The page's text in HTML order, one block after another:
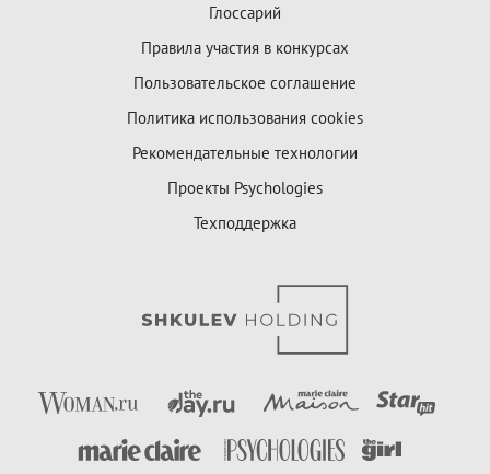
Глоссарий
Правила участия в конкурсах
Пользовательское соглашение
Политика использования cookies
Рекомендательные технологии
Проекты Psychologies
Техподдержка